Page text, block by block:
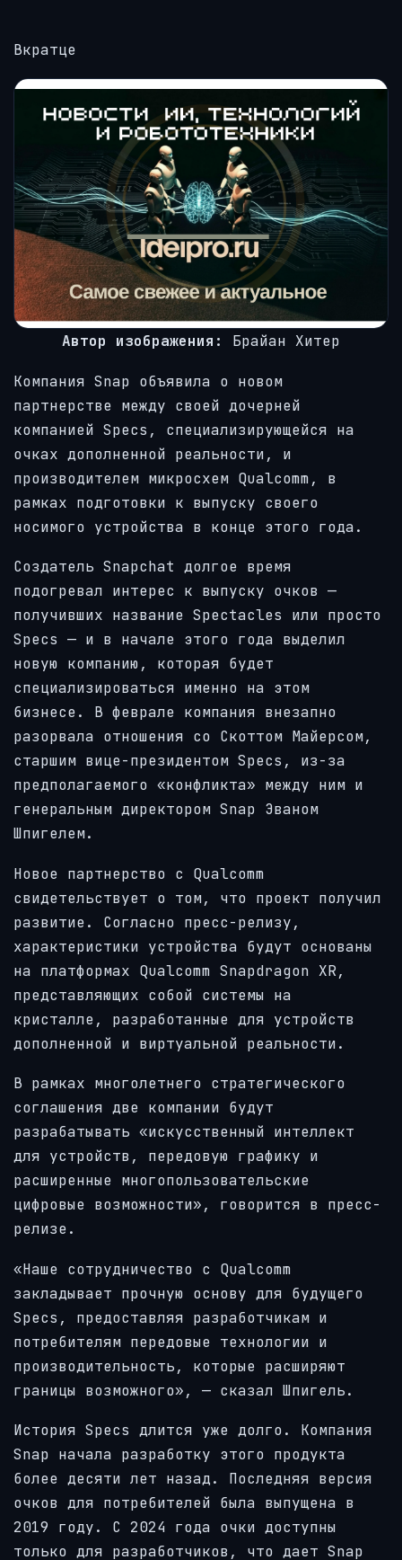
Вкратце
Автор изображения: Брайан Хитер
Компания Snap объявила о новом
партнерстве между своей дочерней
компанией Specs, специализирующейся на
очках дополненной реальности, и
производителем микросхем Qualcomm, в
рамках подготовки к выпуску своего
носимого устройства в конце этого года.
Создатель Snapchat долгое время
подогревал интерес к выпуску очков —
получивших название Spectacles или просто
Specs — и в начале этого года выделил
новую компанию, которая будет
специализироваться именно на этом
бизнесе. В феврале компания внезапно
разорвала отношения со Скоттом Майерсом,
старшим вице-президентом Specs, из-за
предполагаемого «конфликта» между ним и
генеральным директором Snap Эваном
Шпигелем.
Новое партнерство с Qualcomm
свидетельствует о том, что проект получил
развитие. Согласно пресс-релизу,
характеристики устройства будут основаны
на платформах Qualcomm Snapdragon XR,
представляющих собой системы на
кристалле, разработанные для устройств
дополненной и виртуальной реальности.
В рамках многолетнего стратегического
соглашения две компании будут
разрабатывать «искусственный интеллект
для устройств, передовую графику и
расширенные многопользовательские
цифровые возможности», говорится в пресс-
релизе.
«Наше сотрудничество с Qualcomm
закладывает прочную основу для будущего
Specs, предоставляя разработчикам и
потребителям передовые технологии и
производительность, которые расширяют
границы возможного», — сказал Шпигель.
История Specs длится уже долго. Компания
Snap начала разработку этого продукта
более десяти лет назад. Последняя версия
очков для потребителей была выпущена в
2019 году. С 2024 года очки доступны
только для разработчиков, что дает Snap